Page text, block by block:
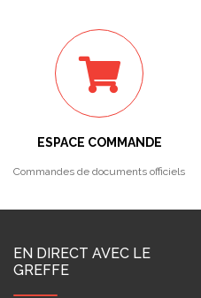
ESPACE COMMANDE
Commandes de documents officiels
EN DIRECT AVEC LE
GREFFE